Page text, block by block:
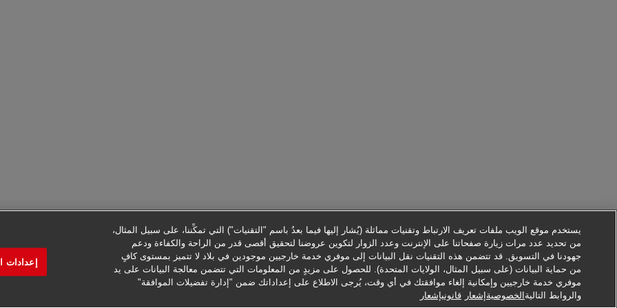
يستخدم موقع الويب ملفات تعريف الارتباط وتقنيات مماثلة (يُشار إليها فيما بعدُ باسم "التقنيات") التي تمكِّننا، على سبيل المثال،
من تحديد عدد مرات زيارة صفحاتنا على الإنترنت وعدد الزوار لتكوين عروضنا لتحقيق أقصى قدر من الراحة والكفاءة ودعم
جهودنا في التسويق. قد تتضمن هذه التقنيات نقل البيانات إلى موفري خدمة خارجيين موجودين في بلاد لا تتميز بمستوى كافٍ
من حماية البيانات (على سبيل المثال، الولايات المتحدة). للحصول على مزيدٍ من المعلومات التي تتضمن معالجة البيانات على يد
موفري خدمة خارجيين وإمكانية إلغاء موافقتك في أي وقت، يُرجى الاطلاع على إعداداتك ضمن "إدارة تفضيلات الموافقة"
والروابط التالية الخصوصيةإشعار قانونيإشعار
إعدادات